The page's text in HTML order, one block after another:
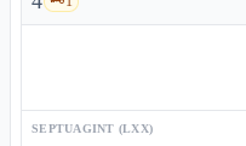
SEPTUAGINT (LXX)